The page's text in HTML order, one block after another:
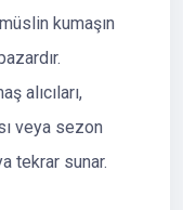
kumaşın
alıcıları,
veya sezon
tekrar sunar.